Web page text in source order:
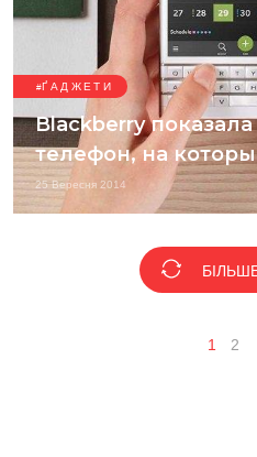
ҐАДЖЕТИ
Blackberry
телефон, на
25 Вересня 2014
1 2